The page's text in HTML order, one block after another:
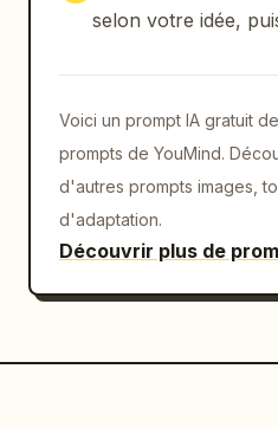
selon votre idée,
Voici un prompt IA gratuit
prompts de YouMind.
d'autres prompts images,
d'adaptation.
Découvrir plus de